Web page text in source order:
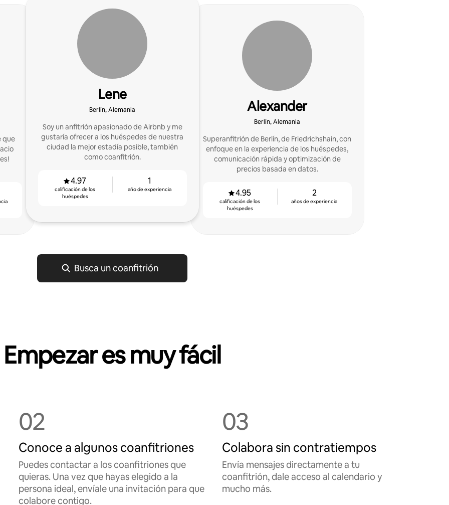
que
Lene
Berlín, Alemania
Soy un anfitrión apasionado de Airbnb y me
gustaría ofrecer a los huéspedes de nuestra
ciudad la mejor estadía posible, también
como coanfitrión.
4.97
calificación de los
huéspedes
1
año de experiencia
Alexander
Berlín, Alemania
Superanfitrión de Berlín, de Friedrichshain, con
enfoque en la experiencia de los huéspedes,
comunicación rápida y optimización de
precios basada en datos.
4.95
calificación de los
huéspedes
2
años de experiencia
Busca un coanfitrión
Empezar es muy fácil
02
Conoce a algunos coanfitriones
Puedes contactar a los coanfitriones que
quieras. Una vez que hayas elegido a la
persona ideal, envíale una invitación para que
colabore contigo.
03
Colabora sin contratiempos
Envía mensajes directamente a tu
coanfitrión, dale acceso al calendario y
mucho más.